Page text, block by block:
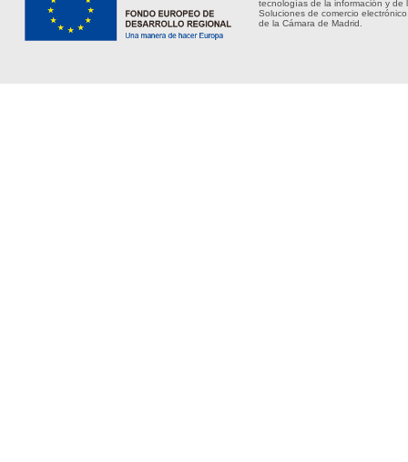
tecnologías de la información y de
Soluciones de comercio
de la Cámara de Madrid.